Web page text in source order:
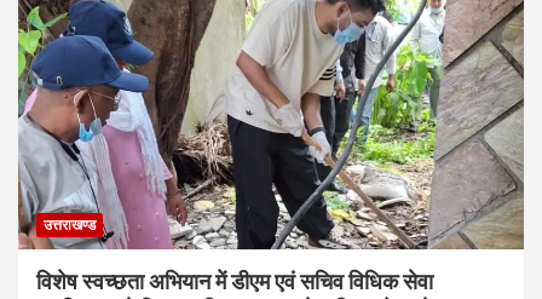
उत्तराखण्ड
विशेष स्वच्छता अभियान में डीएम एवं सचिव विधिक सेवा